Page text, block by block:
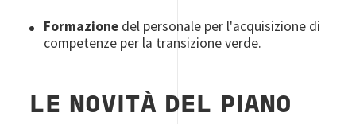
Formazione del personale per l'acquisizione di
competenze per la transizione verde.
LE NOVITÀ DEL PIANO